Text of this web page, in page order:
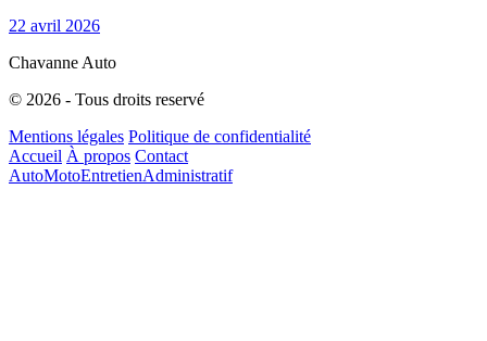
22 avril 2026
Chavanne Auto
© 2026 - Tous droits reservé
Mentions légales Politique de confidentialité
Accueil À propos Contact
AutoMotoEntretienAdministratif